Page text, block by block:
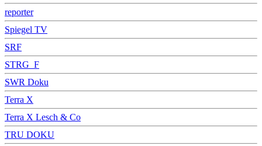
reporter
Spiegel TV
SRF
STRG_F
SWR Doku
Terra X
Terra X Lesch & Co
TRU DOKU